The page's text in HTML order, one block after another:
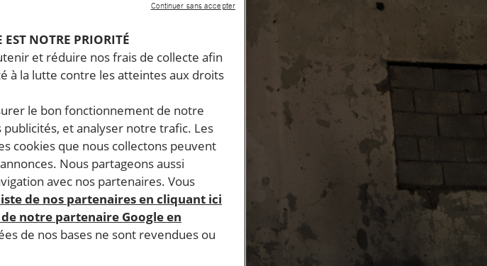
EST NOTRE PRIORITÉ
et réduire nos frais de collecte afin
à la lutte contre les atteintes aux droits
le bon fonctionnement de notre
et analyser notre trafic. Les
cookies que nous collectons peuvent
Nous partageons aussi
avec nos partenaires. Vous
de nos partenaires en cliquant ici
notre partenaire Google en
de nos bases ne sont revendues ou
Continuer sans accepter